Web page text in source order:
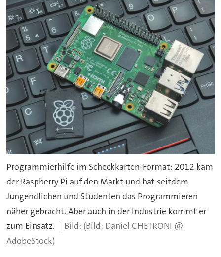
Programmierhilfe im Scheckkarten-Format: 2012 kam
der Raspberry Pi auf den Markt und hat seitdem
Jungendlichen und Studenten das Programmieren
näher gebracht. Aber auch in der Industrie kommt er
zum Einsatz.
(Bild: Daniel CHETRONI @
AdobeStock)